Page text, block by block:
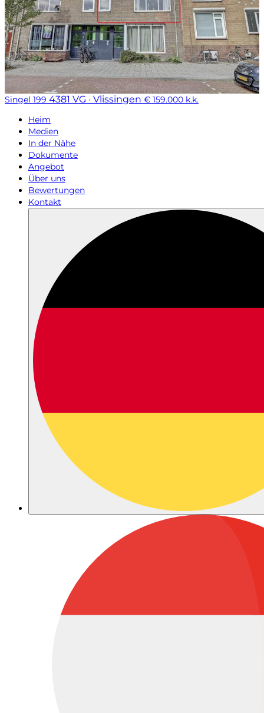
Singel 199 4381 VG · Vlissingen € 159.000 k.k.
Heim
Medien
In der Nähe
Dokumente
Angebot
Über uns
Bewertungen
Kontakt